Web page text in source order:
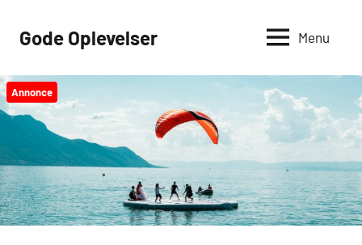
Gode Oplevelser Menu
Annonce